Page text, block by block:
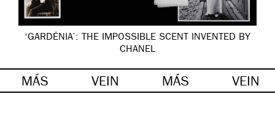
‘GARDÉNIA’: THE IMPOSSIBLE SCENT INVENTED BY
CHANEL
MÁS VEIN MÁS VEIN